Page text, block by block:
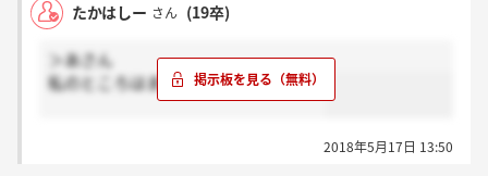
たかはしー さん (19卒)
＞あさん
私のところはまだ来てないです、、、
2018年5月17日 13:50